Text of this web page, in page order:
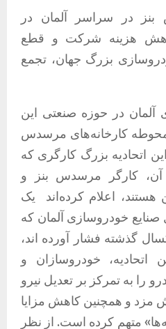
در سراسر آلمان در
هزینه شرکت و قطع
بزرگ جهان، تجمع
آلمان در حوزه صنعتی این
کارخانه‌های مرسدس
اتحادیه بزرگ کارگری که
آن، کارگر مرسدس بنز و
هستند، اعلام کرده‌اند یک
صنایع خودروسازی آلمان که
گذشته فشار آورده اند،
اتحادیه، خودروسازان و
را به تمرکز بر تعدیل نیرو
مزد و همچنین کاهش مزایا
متهم کرده است. از نظر